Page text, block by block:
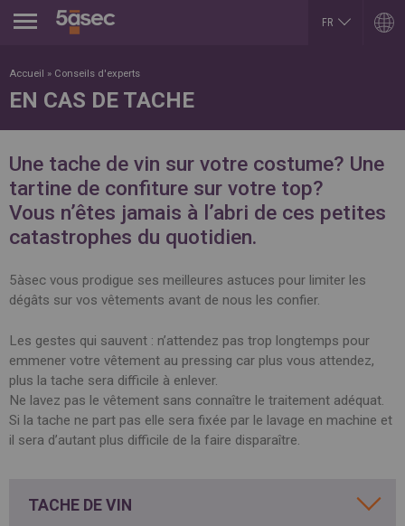
FR
ARGENTINA
English
English
BRAZIL
Portuguese
CHILE
Español
English
Français
Español
CZECH REPUBLIC
English
English
Arabic
FRANCE
Français
GREECE
Español
PORTUGAL
Portuguese
REPUBLIK INDONESIA
English
Română
RUSSIA
Русский
English
Slovenčina
SERBIA
English
Cрпски
SPAIN
English
Spanish
Accueil » Conseils d'experts
EN CAS DE TACHE
Une tache de vin sur votre costume? Une
tartine de confiture sur votre top?
Vous n’êtes jamais à l’abri de ces petites
catastrophes du quotidien.
5àsec vous prodigue ses meilleures astuces pour limiter les
dégâts sur vos vêtements avant de nous les confier.
Les gestes qui sauvent : n’attendez pas trop longtemps pour
emmener votre vêtement au pressing car plus vous attendez,
plus la tache sera difficile à enlever.
Ne lavez pas le vêtement sans connaître le traitement adéquat.
Si la tache ne part pas elle sera fixée par le lavage en machine et
il sera d’autant plus difficile de la faire disparaître.
TACHE DE VIN